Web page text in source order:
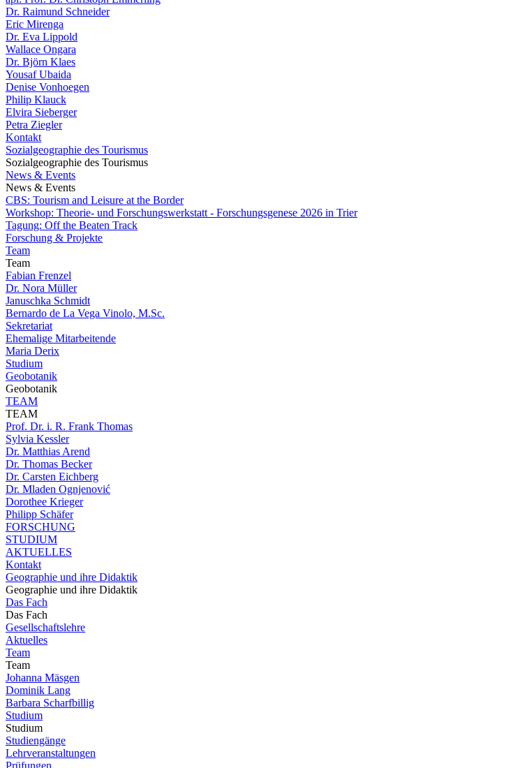
Dr. Raimund Schneider
Eric Mirenga
Dr. Eva Lippold
Wallace Ongara
Dr. Björn Klaes
Yousaf Ubaida
Denise Vonhoegen
Philip Klauck
Elvira Sieberger
Petra Ziegler
Kontakt
Sozialgeographie des Tourismus
Sozialgeographie des Tourismus
News & Events
News & Events
CBS: Tourism and Leisure at the Border
Workshop: Theorie- und Forschungswerkstatt - Forschungsgenese 2026 in Trier
Tagung: Off the Beaten Track
Forschung & Projekte
Team
Team
Fabian Frenzel
Dr. Nora Müller
Januschka Schmidt
Bernardo de La Vega Vinolo, M.Sc.
Sekretariat
Ehemalige Mitarbeitende
Maria Derix
Studium
Geobotanik
Geobotanik
TEAM
TEAM
Prof. Dr. i. R. Frank Thomas
Sylvia Kessler
Dr. Matthias Arend
Dr. Thomas Becker
Dr. Carsten Eichberg
Dr. Mladen Ognjenović
Dorothee Krieger
Philipp Schäfer
FORSCHUNG
STUDIUM
AKTUELLES
Kontakt
Geographie und ihre Didaktik
Geographie und ihre Didaktik
Das Fach
Das Fach
Gesellschaftslehre
Aktuelles
Team
Team
Johanna Mäsgen
Dominik Lang
Barbara Scharfbillig
Studium
Studium
Studiengänge
Lehrveranstaltungen
Prüfungen